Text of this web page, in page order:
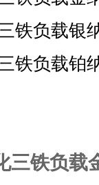
铁负载银
铁负载铂
三铁负载